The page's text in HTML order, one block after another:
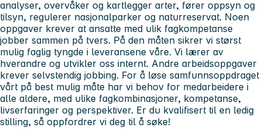
analyser, overvåker og kartlegger arter, fører oppsyn og
tilsyn, regulerer nasjonalparker og naturreservat. Noen
oppgaver krever at ansatte med ulik fagkompetanse
jobber sammen på tvers. På den måten sikrer vi størst
mulig faglig tyngde i leveransene våre. Vi lærer av
hverandre og utvikler oss internt. Andre arbeidsoppgaver
krever selvstendig jobbing. For å løse samfunnsoppdraget
vårt på best mulig måte har vi behov for medarbeidere i
alle aldere, med ulike fagkombinasjoner, kompetanse,
livserfaringer og perspektiver. Er du kvalifisert til en ledig
stilling, så oppfordrer vi deg til å søke!